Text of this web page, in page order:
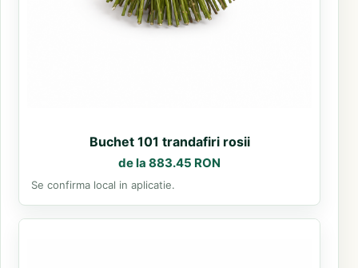
Buchet 101 trandafiri rosii
de la 883.45 RON
Se confirma local in aplicatie.